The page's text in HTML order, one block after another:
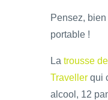
Pensez,
portable !
La trousse
Traveller qui
alcool, 12